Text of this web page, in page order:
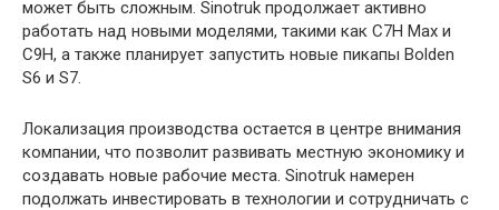
может быть сложным. Sinotruk продолжает активно
работать над новыми моделями, такими как С7Н Мах и
C9Н, а также планирует запустить новые пикапы Bolden
S6 и S7.
Локализация производства остается в центре внимания
компании, что позволит развивать местную экономику и
создавать новые рабочие места. Sinotruk намерен
подолжать инвестировать в технологии и сотрудничать с